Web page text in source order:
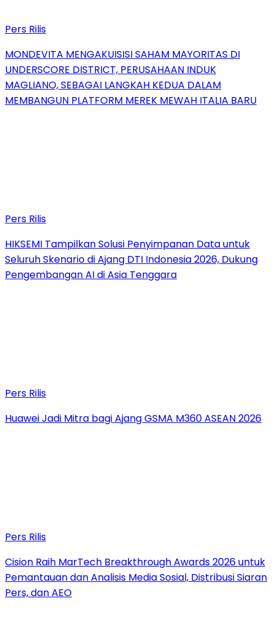
Pers Rilis
MONDEVITA MENGAKUISISI SAHAM MAYORITAS DI
UNDERSCORE DISTRICT, PERUSAHAAN INDUK
MAGLIANO, SEBAGAI LANGKAH KEDUA DALAM
MEMBANGUN PLATFORM MEREK MEWAH ITALIA BARU
Pers Rilis
HIKSEMI Tampilkan Solusi Penyimpanan Data untuk
Seluruh Skenario di Ajang DTI Indonesia 2026, Dukung
Pengembangan AI di Asia Tenggara
Pers Rilis
Huawei Jadi Mitra bagi Ajang GSMA M360 ASEAN 2026
Pers Rilis
Cision Raih MarTech Breakthrough Awards 2026 untuk
Pemantauan dan Analisis Media Sosial, Distribusi Siaran
Pers, dan AEO